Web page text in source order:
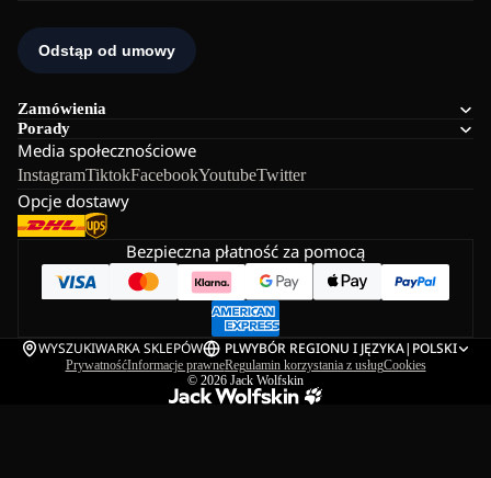
Zamówienia
Porady
Media społecznościowe
InstagramTiktokFacebookYoutubeTwitter
Opcje dostawy
Bezpieczna płatność za pomocą
WYSZUKIWARKA SKLEPÓW PLWYBÓR REGIONU I JĘZYKA| POLSKI
PrywatnośćInformacje prawneRegulamin korzystania z usługCookies
© 2026 Jack Wolfskin